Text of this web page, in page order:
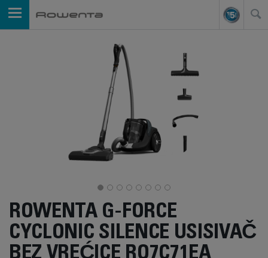
ROWENTA G-FORCE
CYCLONIC SILENCE USISIVAČ